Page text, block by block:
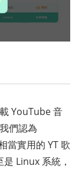
YouTube 音
們認為
當實用的 YT 歌
Linux 系統，